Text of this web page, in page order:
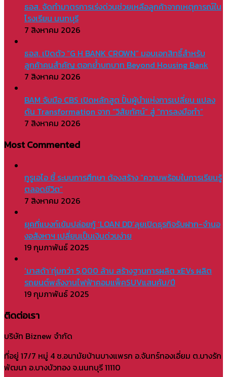
ธอส. จัดทำมาตรการเร่งด่วนช่วยเหลือลูกค้าจากเหตุการณ์ใน
โรงเรียน นนทบุรี
7 สิงหาคม 2026
ธอส. เปิดตัว “G H BANK CROWN” มอบเอกสิทธิ์สำหรับ
ลูกค้าคนสำคัญ ตอกย้ำบทบาท Beyond Housing Bank
7 สิงหาคม 2026
BAM จับมือ CBS เปิดหลักสูต ปั้นผู้นำแห่งการเปลี่ยน แปลง
ดัน Transformation จาก “วิสัยทัศน์” สู่ “การลงมือทำ”
7 สิงหาคม 2026
Most Commented
กูรูเอไอ ชี้ ระบบการศึกษา ต้องสร้าง “ความพร้อมในการเรียนรู้
ตลอดชีวิต”
7 สิงหาคม 2026
ยุคที่แบงก์เข้มปล่อยกู้ ‘LOAN DD’ลุยเปิดธุรกิจรับฝาก-จำนอ
งอสังหาฯ เปลี่ยนเป็นเงินด่วนง่าย
19 กุมภาพันธ์ 2025
‘มาสด้า’ทุ่มกว่า 5,000 ล้าน สร้างฐานการผลิต xEVs ผลิต
รถยนต์พลังงานไฟฟ้าคอมแพ็คSUVแสนคัน/ปี
19 กุมภาพันธ์ 2025
ติดต่อเรา
บริษัท Biznew จำกัด
ที่อยู่ 17/7 หมู่ 4 ซ.อนามัยบ้านบางแพรก อ.จันทร์ทองเอี่ยม ต.บางรัก
พัฒนา อ.บางบัวทอง จ.นนทบุรี 11110